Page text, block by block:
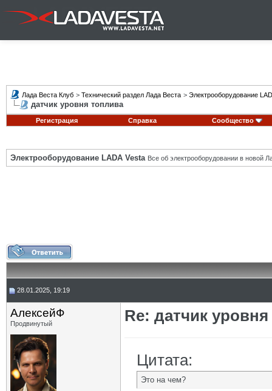
Лада Веста Клуб > Технический раздел Лада Веста > Электрооборудование
датчик уровня топлива
Регистрация Справка Сообщество
Электрооборудование LADA Vesta Все об электрооборудовании в новой
28.01.2025, 19:19
АлексейФ
Продвинутый Re: датчик
Цитата:
Это на чем?